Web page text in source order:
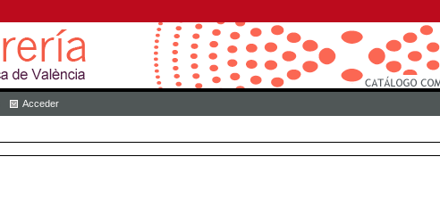
Acceder